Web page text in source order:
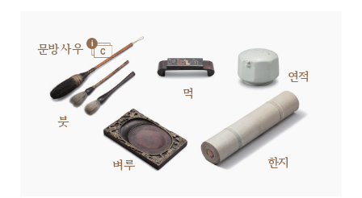
문방사우
붓
먹
연적
벼루 한지